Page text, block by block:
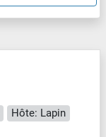
Hôte: Lapin